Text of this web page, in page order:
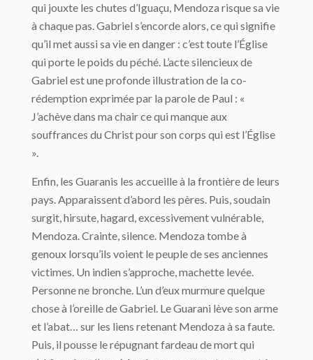
qui jouxte les chutes d’Iguaçu, Mendoza risque sa vie
à chaque pas. Gabriel s’encorde alors, ce qui signifie
qu’il met aussi sa vie en danger : c’est toute l’Église
qui porte le poids du péché. L’acte silencieux de
Gabriel est une profonde illustration de la co-
rédemption exprimée par la parole de Paul : «
J’achève dans ma chair ce qui manque aux
souffrances du Christ pour son corps qui est l’Église
».
Enfin, les Guaranis les accueille à la frontière de leurs
pays. Apparaissent d’abord les pères. Puis, soudain
surgit, hirsute, hagard, excessivement vulnérable,
Mendoza. Crainte, silence. Mendoza tombe à
genoux lorsqu’ils voient le peuple de ses anciennes
victimes. Un indien s’approche, machette levée.
Personne ne bronche. L’un d’eux murmure quelque
chose à l’oreille de Gabriel. Le Guarani lève son arme
et l’abat… sur les liens retenant Mendoza à sa faute.
Puis, il pousse le répugnant fardeau de mort qui